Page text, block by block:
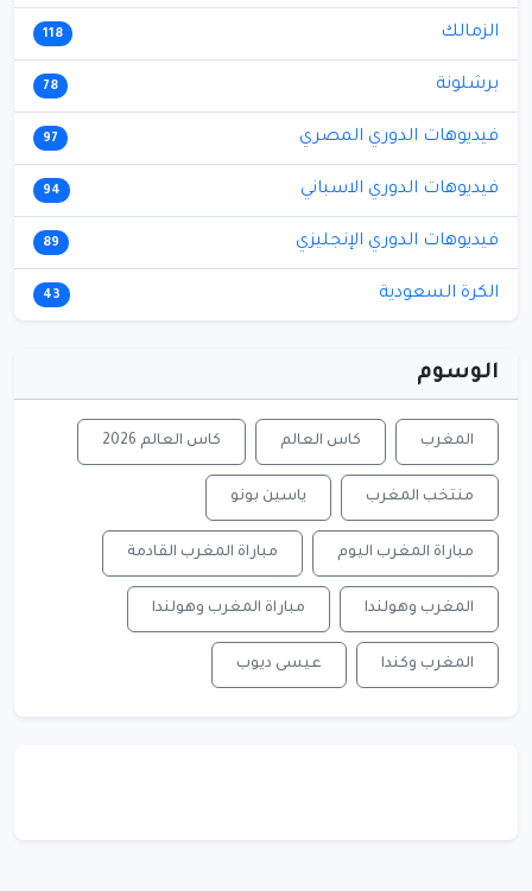
الزمالك 118
برشلونة 78
فيديوهات الدوري المصري 97
فيديوهات الدوري الاسباني 94
فيديوهات الدوري الإنجليزي 89
الكرة السعودية 43
الوسوم
المغرب كاس العالم كاس العالم 2026
منتخب المغرب ياسين بونو
مباراة المغرب اليوم مباراة المغرب القادمة
المغرب وهولندا مباراة المغرب وهولندا
المغرب وكندا عيسى ديوب